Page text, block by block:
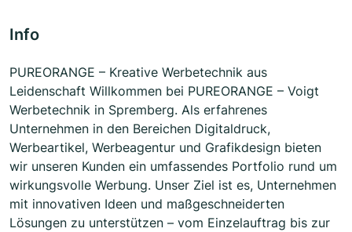
Info
PUREORANGE – Kreative Werbetechnik aus
Leidenschaft Willkommen bei PUREORANGE – Voigt
Werbetechnik in Spremberg. Als erfahrenes
Unternehmen in den Bereichen Digitaldruck,
Werbeartikel, Werbeagentur und Grafikdesign bieten
wir unseren Kunden ein umfassendes Portfolio rund um
wirkungsvolle Werbung. Unser Ziel ist es, Unternehmen
mit innovativen Ideen und maßgeschneiderten
Lösungen zu unterstützen – vom Einzelauftrag bis zur